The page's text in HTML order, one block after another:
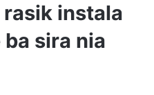
instala
sira nia